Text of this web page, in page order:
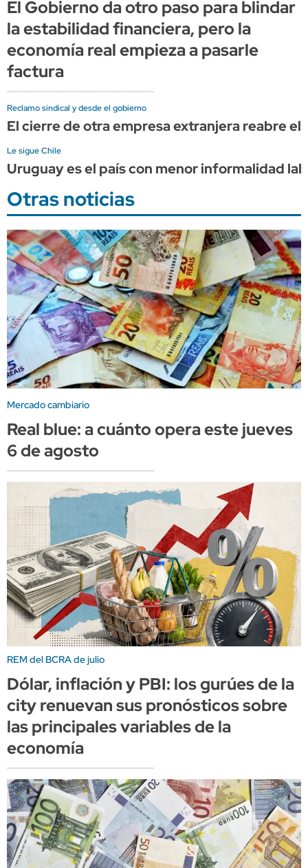
El Gobierno da otro paso para blindar
la estabilidad financiera, pero la
economía real empieza a pasarle
factura
Reclamo sindical y desde el gobierno
El cierre de otra empresa extranjera reabre
Le sigue Chile
Uruguay es el país con menor informalidad
Otras noticias
Mercado cambiario
Real blue: a cuánto opera este jueves
6 de agosto
REM del BCRA de julio
Dólar, inflación y PBI: los gurúes de la
city renuevan sus pronósticos sobre
las principales variables de la
economía